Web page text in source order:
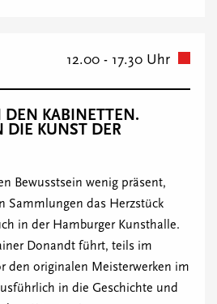
12.00 - 17.30 Uhr
DEN KABINETTEN.
DIE KUNST DER
Bewusstsein wenig präsent,
Sammlungen das Herzstück
in der Hamburger Kunsthalle.
Donandt führt, teils im
den originalen Meisterwerken im
in die Geschichte und